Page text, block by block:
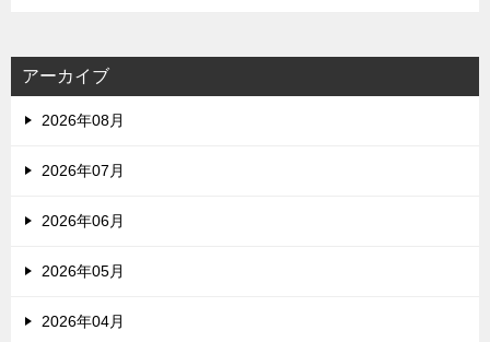
アーカイブ
2026年08月
2026年07月
2026年06月
2026年05月
2026年04月